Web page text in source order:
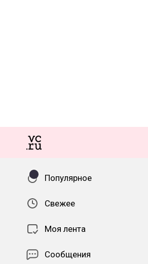
Популярное
Свежее
Моя лента
Сообщения